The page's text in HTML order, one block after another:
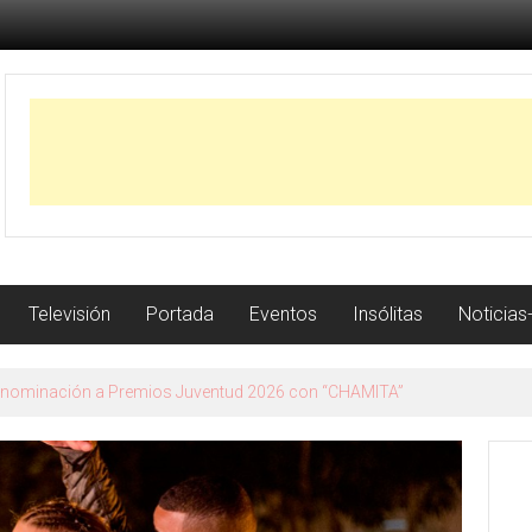
Televisión Portada Eventos Insólitas
su nuevo trabajo con la gira Me voy a permitir